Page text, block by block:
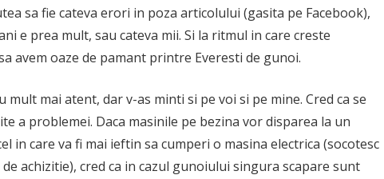
sa fie cateva erori in poza articolului (gasita pe Facebook),
e prea mult, sau cateva mii. Si la ritmul in care creste
avem oaze de pamant printre Everesti de gunoi.
mult mai atent, dar v-as minti si pe voi si pe mine. Cred ca se
a problemei. Daca masinile pe bezina vor disparea la un
in care va fi mai ieftin sa cumperi o masina electrica (socotesc
achizitie), cred ca in cazul gunoiului singura scapare sunt